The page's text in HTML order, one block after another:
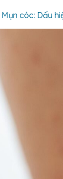
Mụn cóc: Dấu